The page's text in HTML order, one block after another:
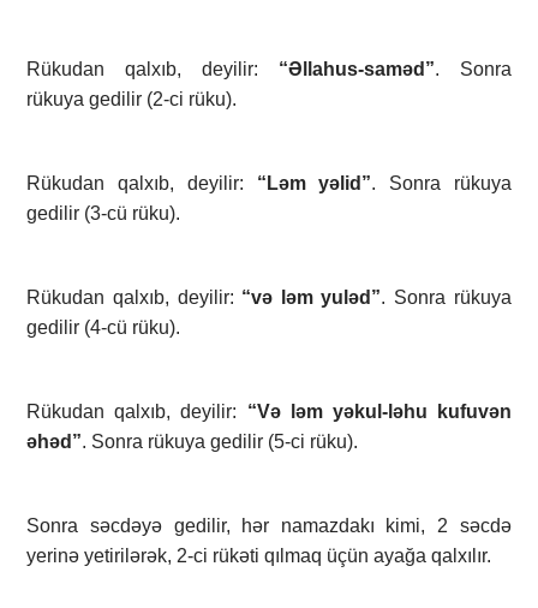
Rükudan qalxıb, deyilir: “Əllahus-saməd”. Sonra
rükuya gedilir (2-ci rüku).
Rükudan qalxıb, deyilir: “Ləm yəlid”. Sonra rükuya
gedilir (3-cü rüku).
Rükudan qalxıb, deyilir: “və ləm yuləd”. Sonra rükuya
gedilir (4-cü rüku).
Rükudan qalxıb, deyilir: “Və ləm yəkul-ləhu kufuvən
əhəd”. Sonra rükuya gedilir (5-ci rüku).
Sonra səcdəyə gedilir, hər namazdakı kimi, 2 səcdə
yerinə yetirilərək, 2-ci rükəti qılmaq üçün ayağa qalxılır.